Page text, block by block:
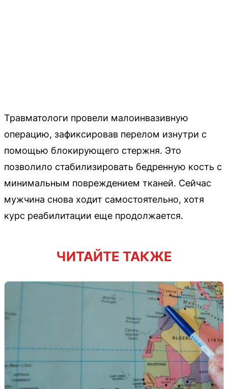
Травматологи провели малоинвазивную
операцию, зафиксировав перелом изнутри с
помощью блокирующего стержня. Это
позволило стабилизировать бедренную кость с
минимальным повреждением тканей. Сейчас
мужчина снова ходит самостоятельно, хотя
курс реабилитации еще продолжается.
ЧИТАЙТЕ ТАКЖЕ